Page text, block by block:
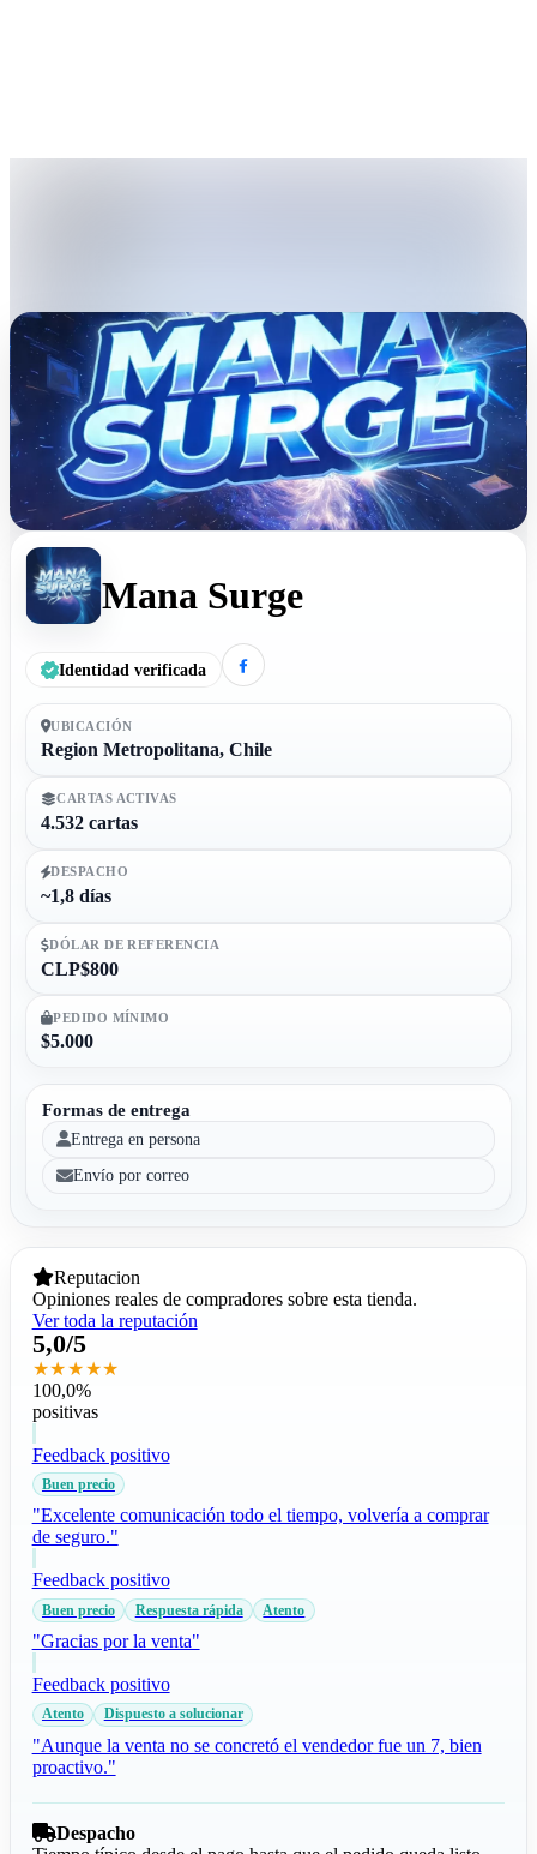
Mana Surge
Identidad verificada
UBICACIÓN
Region Metropolitana, Chile
CARTAS ACTIVAS
4.532 cartas
DESPACHO
~1,8 días
DÓLAR DE REFERENCIA
CLP$800
PEDIDO MÍNIMO
$5.000
Formas de entrega
Entrega en persona
Envío por correo
Reputacion
Opiniones reales de compradores sobre esta tienda.
Ver toda la reputación
5,0/5
★★★★★
100,0%
positivas
Feedback positivo
Buen precio
"Excelente comunicación todo el tiempo, volvería a comprar
de seguro."
Feedback positivo
Buen precio Respuesta rápida Atento
"Gracias por la venta"
Feedback positivo
Atento Dispuesto a solucionar
"Aunque la venta no se concretó el vendedor fue un 7, bien
proactivo."
Despacho